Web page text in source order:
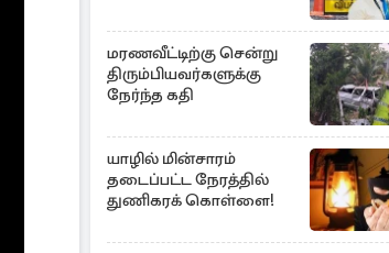
மரணவீட்டிற்கு சென்று
திரும்பியவர்களுக்கு
நேர்ந்த கதி
யாழில் மின்சாரம்
தடைப்பட்ட நேரத்தில்
துணிகரக் கொள்ளை!